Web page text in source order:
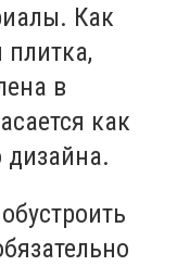
Как
плитка,
в
как
дизайна.